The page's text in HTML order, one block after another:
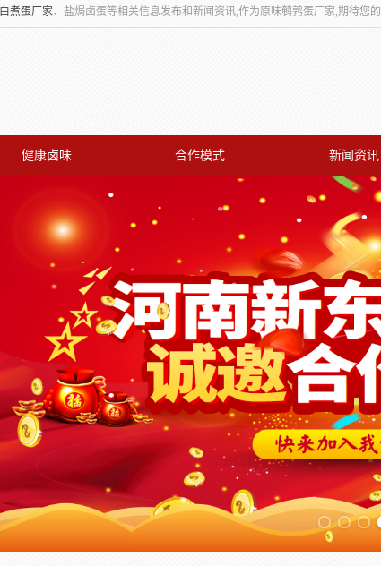
白煮蛋厂家、盐焗卤蛋等相关信息发布和新闻资讯,作为原味鹌鹑蛋厂家,期待您的
健康卤味 合作模式 新闻资讯